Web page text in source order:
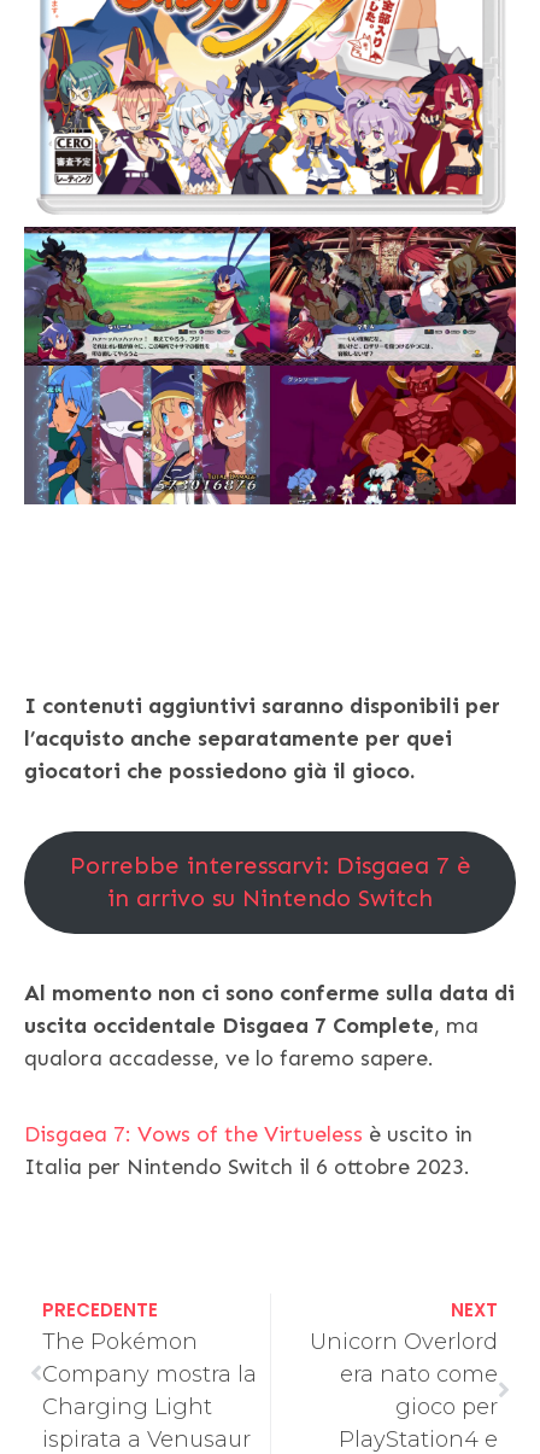
I contenuti aggiuntivi saranno disponibili per
l’acquisto anche separatamente per quei
giocatori che possiedono già il gioco.
Porrebbe interessarvi: Disgaea 7 è
in arrivo su Nintendo Switch
Al momento non ci sono conferme sulla data di
uscita occidentale Disgaea 7 Complete, ma
qualora accadesse, ve lo faremo sapere.
Disgaea 7: Vows of the Virtueless è uscito in
Italia per Nintendo Switch il 6 ottobre 2023.
PRECEDENTE
The Pokémon
Company mostra la
Charging Light
ispirata a Venusaur
NEXT
Unicorn Overlord
era nato come
gioco per
PlayStation4 e